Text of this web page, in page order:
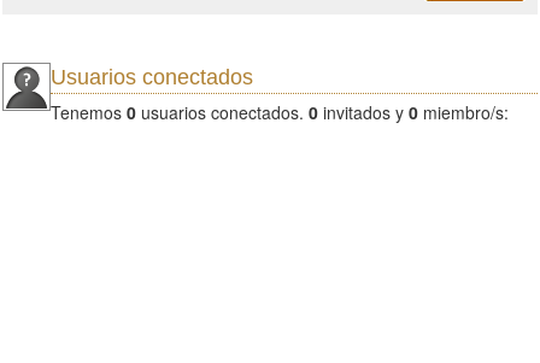
Usuarios conectados
Tenemos 0 usuarios conectados. 0 invitados y 0 miembro/s: